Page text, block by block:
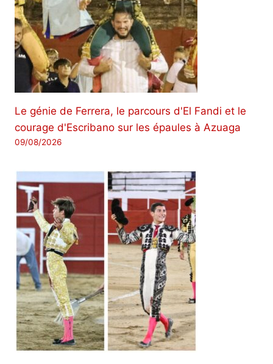
Le génie de Ferrera, le parcours d'El Fandi et le
courage d'Escribano sur les épaules à Azuaga
09/08/2026